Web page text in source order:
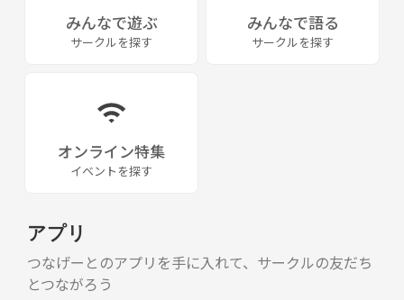
みんなで遊ぶ
サークルを探す
みんなで語る
サークルを探す
オンライン特集
イベントを探す
アプリ
つなげーとのアプリを手に入れて、サークルの友だち
とつながろう